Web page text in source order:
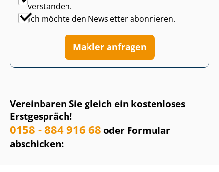
Vereinbaren Sie gleich ein kostenloses
Erstgespräch!
0158 - 884 916 68oder Formular
abschicken:
verstanden.
Ich möchte den Newsletter abonnieren.
Makler anfragen